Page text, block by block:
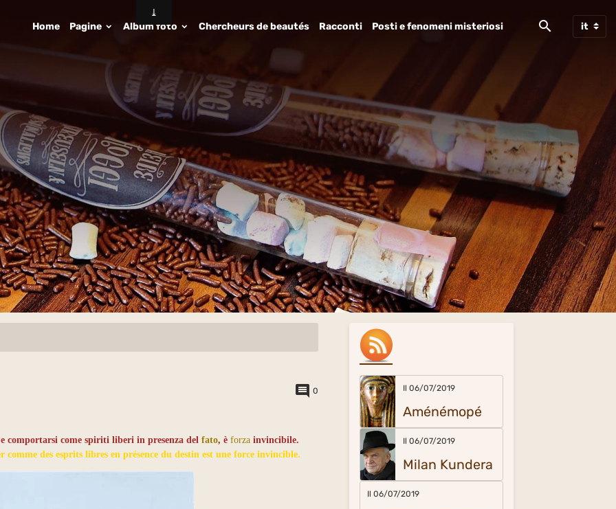
Home Pagine Album foto Chercheurs de beautés Racconti Posti e fenomeni misteriosi
0
comportarsi come spiriti liberi in presenza del fato, è forzainvincibile.
des esprits libres en présence du destin est une force invincible.
Il 06/07/2019
Aménémopé
Il 06/07/2019
Milan Kundera
Il 06/07/2019